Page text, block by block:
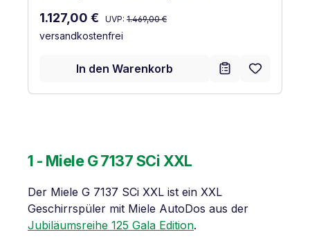
Verkaufspreis:
1.127,00 € Regulärer Preis:
UVP: 1.469,00 €
versandkostenfrei
In den Warenkorb
1 - Miele G 7137 SCi XXL
Der Miele G 7137 SCi XXL ist ein XXL
Geschirrspüler mit Miele AutoDos aus der
Jubiläumsreihe 125 Gala Edition.